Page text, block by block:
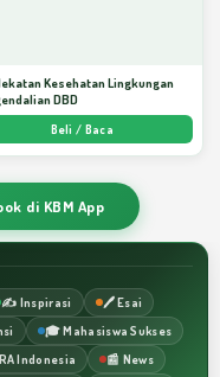
Kesehatan Lingkungan
DBD
Beli / Baca
di KBM App
✍️ Inspirasi
🖊️ Esai
🎓 Mahasiswa Sukses
Indonesia
📰 News